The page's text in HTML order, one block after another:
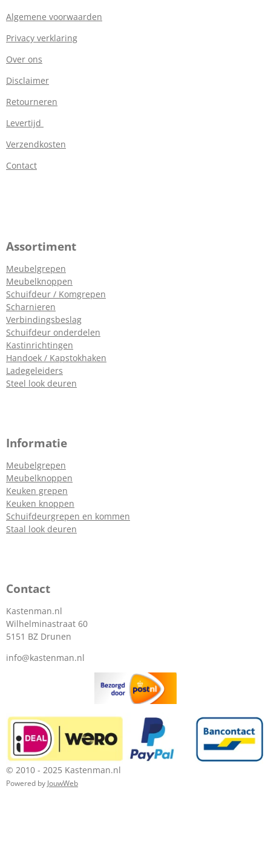
Algemene voorwaarden
Privacy verklaring
Over ons
Disclaimer
Retourneren
Levertijd
Verzendkosten
Contact
Assortiment
Meubelgrepen
Meubelknoppen
Schuifdeur / Komgrepen
Scharnieren
Verbindingsbeslag
Schuifdeur onderdelen
Kastinrichtingen
Handoek / Kapstokhaken
Ladegeleiders
Steel look deuren
Informatie
Meubelgrepen
Meubelknoppen
Keuken grepen
Keuken knoppen
Schuifdeurgrepen en kommen
Staal look deuren
Contact
Kastenman.nl
Wilhelminastraat 60
5151 BZ Drunen
info@kastenman.nl
© 2010 - 2025 Kastenman.nl
Powered by JouwWeb